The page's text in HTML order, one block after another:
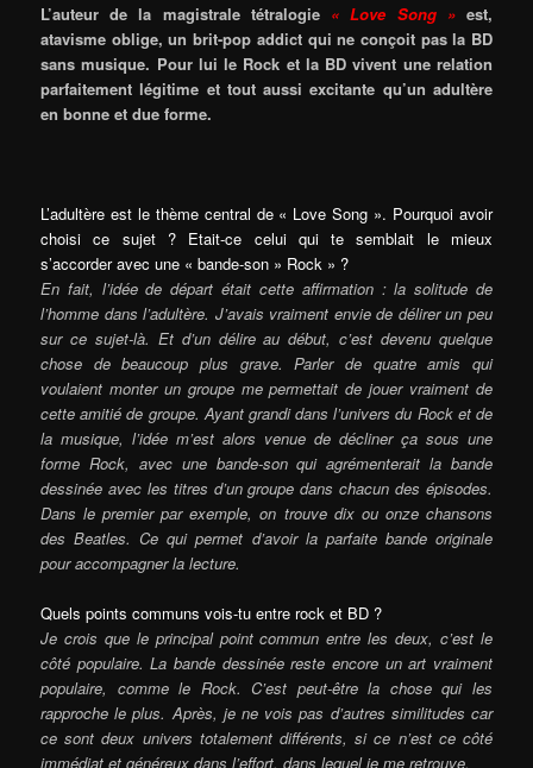
L’auteur de la magistrale tétralogie « Love Song »est,
atavisme oblige, un brit-pop addict qui ne conçoit pas la BD
sans musique. Pour lui le Rock et la BD vivent une relation
parfaitement légitime et tout aussi excitante qu’un adultère
en bonne et due forme.
L’adultère est le thème central de « Love Song ». Pourquoi avoir
choisi ce sujet ? Etait-ce celui qui te semblait le mieux
s’accorder avec une « bande-son » Rock » ?
En fait, l’idée de départ était cette affirmation : la solitude de
l’homme dans l’adultère. J’avais vraiment envie de délirer un peu
sur ce sujet-là. Et d’un délire au début, c’est devenu quelque
chose de beaucoup plus grave. Parler de quatre amis qui
voulaient monter un groupe me permettait de jouer vraiment de
cette amitié de groupe. Ayant grandi dans l’univers du Rock et de
la musique, l’idée m’est alors venue de décliner ça sous une
forme Rock, avec une bande-son qui agrémenterait la bande
dessinée avec les titres d’un groupe dans chacun des épisodes.
Dans le premier par exemple, on trouve dix ou onze chansons
des Beatles. Ce qui permet d’avoir la parfaite bande originale
pour accompagner la lecture.
Quels points communs vois-tu entre rock et BD ?
Je crois que le principal point commun entre les deux, c’est le
côté populaire. La bande dessinée reste encore un art vraiment
populaire, comme le Rock. C’est peut-être la chose qui les
rapproche le plus. Après, je ne vois pas d’autres similitudes car
ce sont deux univers totalement différents, si ce n’est ce côté
immédiat et généreux dans l’effort, dans lequel je me retrouve.